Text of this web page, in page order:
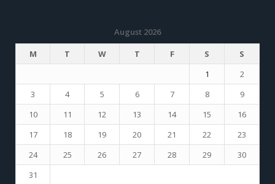
August 2026
M
T W T F S
S
1
2
3
4 5 6 7 8
9
10
11 12 13 14 15
16
17
18 19 20 21 22
23
24
25 26 27 28 29
30
31